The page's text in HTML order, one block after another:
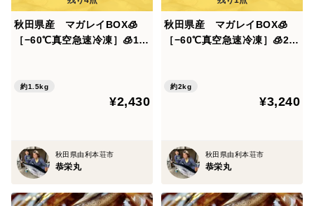
秋田県産 マガレイBOX🧊
［−60℃真空急速冷凍］🧊1.5
約1.5kg
¥2,430
秋田県由利本荘市
恭栄丸
秋田県産 マガレイBOX🧊
［−60℃真空急速冷凍］🧊2k
約2kg
¥3,240
秋田県由利本荘市
恭栄丸